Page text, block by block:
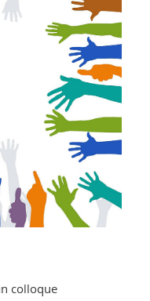
colloque